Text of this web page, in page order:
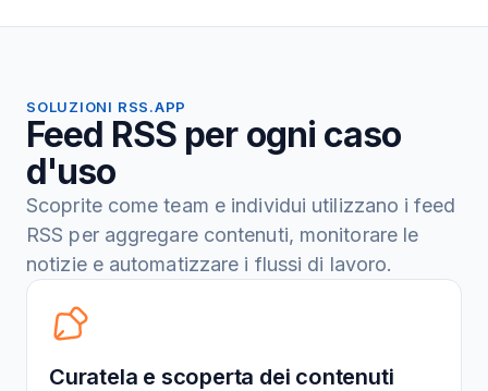
SOLUZIONI RSS.APP
Feed RSS per ogni caso
d'uso
Scoprite come team e individui utilizzano i feed
RSS per aggregare contenuti, monitorare le
notizie e automatizzare i flussi di lavoro.
Curatela e scoperta dei contenuti